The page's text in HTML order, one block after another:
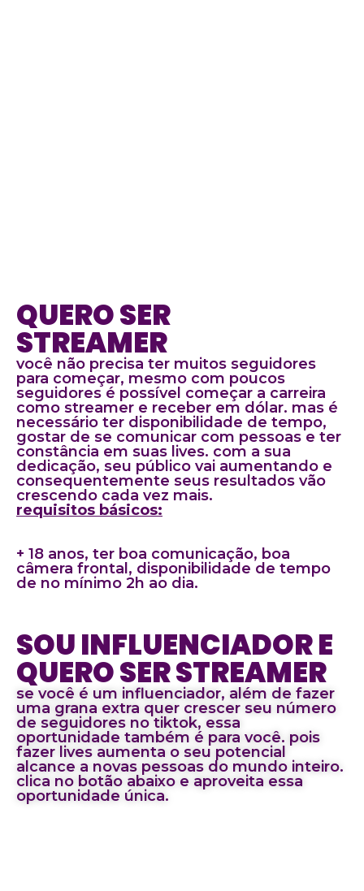
QUERO SER
STREAMER
você não precisa ter muitos seguidores
para começar, mesmo com poucos
seguidores é possível começar a carreira
como streamer e receber em dólar. mas é
necessário ter disponibilidade de tempo,
gostar de se comunicar com pessoas e ter
constância em suas lives. com a sua
dedicação, seu público vai aumentando e
consequentemente seus resultados vão
crescendo cada vez mais.
requisitos básicos:
+ 18 anos, ter boa comunicação, boa
câmera frontal, disponibilidade de tempo
de no mínimo 2h ao dia.
SOU INFLUENCIADOR E
QUERO SER STREAMER
se você é um influenciador, além de fazer
uma grana extra quer crescer seu número
de seguidores no tiktok, essa
oportunidade também é para você. pois
fazer lives aumenta o seu potencial
alcance a novas pessoas do mundo inteiro.
clica no botão abaixo e aproveita essa
oportunidade única.